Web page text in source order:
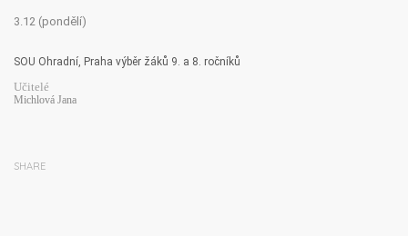
3.12 (pondělí)
SOU Ohradní, Praha výběr žáků 9. a 8. ročníků
Učitelé
Michlová Jana
SHARE